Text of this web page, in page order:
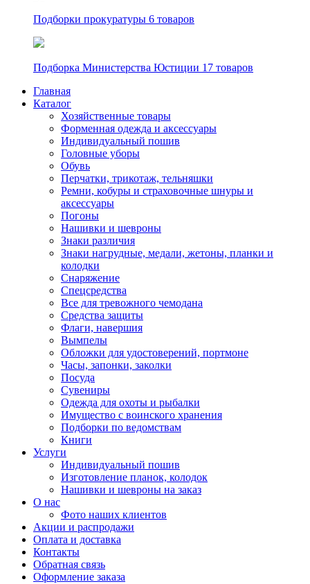
Подборки прокуратуры 6 товаров
Подборка Министерства Юстиции 17 товаров
Главная
Каталог
Хозяйственные товары
Форменная одежда и аксессуары
Индивидуальный пошив
Головные уборы
Обувь
Перчатки, трикотаж, тельняшки
Ремни, кобуры и страховочные шнуры и
аксессуары
Погоны
Нашивки и шевроны
Знаки различия
Знаки нагрудные, медали, жетоны, планки и
колодки
Снаряжение
Спецсредства
Все для тревожного чемодана
Средства защиты
Флаги, навершия
Вымпелы
Обложки для удостоверений, портмоне
Часы, запонки, заколки
Посуда
Сувениры
Одежда для охоты и рыбалки
Имущество с воинского хранения
Подборки по ведомствам
Книги
Услуги
Индивидуальный пошив
Изготовление планок, колодок
Нашивки и шевроны на заказ
О нас
Фото наших клиентов
Акции и распродажи
Оплата и доставка
Контакты
Обратная связь
Оформление заказа